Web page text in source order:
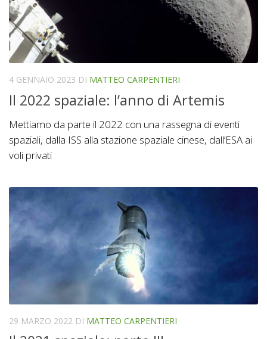
4 GENNAIO 2023 DI MATTEO CARPENTIERI
Il 2022 spaziale: l’anno di Artemis
Mettiamo da parte il 2022 con una rassegna di eventi
spaziali, dalla ISS alla stazione spaziale cinese, dall’ESA ai
voli privati
29 MARZO 2022 DI MATTEO CARPENTIERI